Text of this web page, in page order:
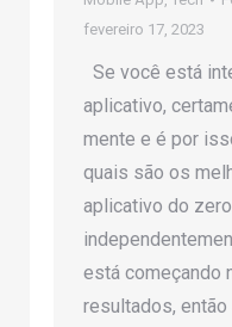
fevereiro 17, 2023
Se você está
aplicativo,
mente e é por
quais são os
aplicativo do
está começando
resultados,